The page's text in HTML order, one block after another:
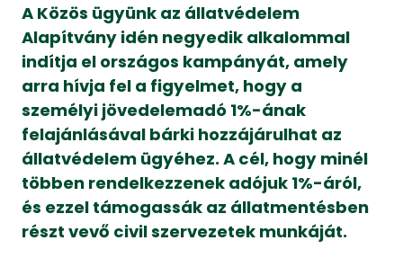
A Közös ügyünk az állatvédelem
Alapítvány idén negyedik alkalommal
indítja el országos kampányát, amely
arra hívja fel a figyelmet, hogy a
személyi jövedelemadó 1%-ának
felajánlásával bárki hozzájárulhat az
állatvédelem ügyéhez. A cél, hogy minél
többen rendelkezzenek adójuk 1%-áról,
és ezzel támogassák az állatmentésben
részt vevő civil szervezetek munkáját.